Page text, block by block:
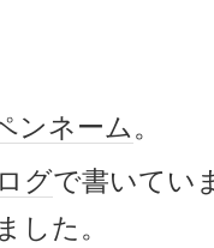
ンネーム。
グで書いてい
した。